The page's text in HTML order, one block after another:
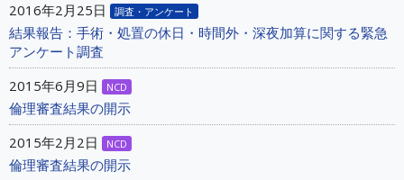
2016年2月25日
調査・アンケート
結果報告：手術・処置の休日・時間外・深夜加算に関する緊急
アンケート調査
2015年6月9日
NCD
倫理審査結果の開示
2015年2月2日
NCD
倫理審査結果の開示